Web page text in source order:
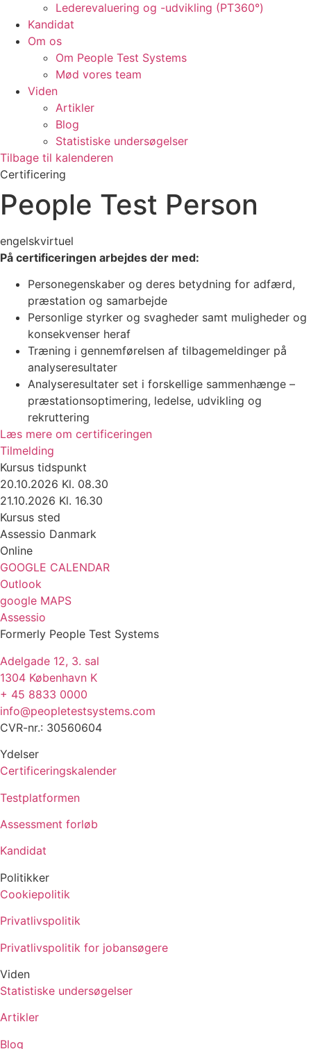
Lederevaluering og -udvikling (PT360°)
Kandidat
Om os
Om People Test Systems
Mød vores team
Viden
Artikler
Blog
Statistiske undersøgelser
Tilbage til kalenderen
Certificering
People Test Person
engelskvirtuel
På certificeringen arbejdes der med:
Personegenskaber og deres betydning for adfærd,
præstation og samarbejde
Personlige styrker og svagheder samt muligheder og
konsekvenser heraf
Træning i gennemførelsen af tilbagemeldinger på
analyseresultater
Analyseresultater set i forskellige sammenhænge –
præstationsoptimering, ledelse, udvikling og
rekruttering
Læs mere om certificeringen
Tilmelding
Kursus tidspunkt
20.10.2026 Kl. 08.30
21.10.2026 Kl. 16.30
Kursus sted
Assessio Danmark
Online
GOOGLE CALENDAR
Outlook
google MAPS
Assessio
Formerly People Test Systems
Adelgade 12, 3. sal
1304 København K
+ 45 8833 0000
info@peopletestsystems.com
CVR-nr.: 30560604
Ydelser
Certificeringskalender
Testplatformen
Assessment forløb
Kandidat
Politikker
Cookiepolitik
Privatlivspolitik
Privatlivspolitik for jobansøgere
Viden
Statistiske undersøgelser
Artikler
Blog